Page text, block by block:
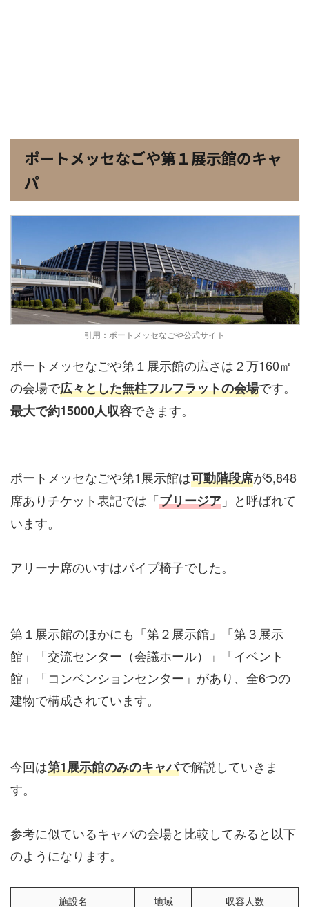
ポートメッセなごや第１展示館のキャ
パ
引用： ポートメッセなごや公式サイト
ポートメッセなごや第１展示館の広さは２万160㎡
の会場で広々とした無柱フルフラットの会場です。
最大で約15000人収容できます。
ポートメッセなごや第1展示館は可動階段席が5,848
席ありチケット表記では「ブリージア 」と呼ばれて
います。
アリーナ席のいすはパイプ椅子でした。
第１展示館のほかにも「第２展示館」「第３展示
館」「交流センター（会議ホール）」「イベント
館」「コンベンションセンター」があり、全6つの
建物で構成されています。
今回は第1展示館のみのキャパで解説していきま
す。
参考に似ているキャパの会場と比較してみると以下
のようになります。
施設名 地域 収容人数